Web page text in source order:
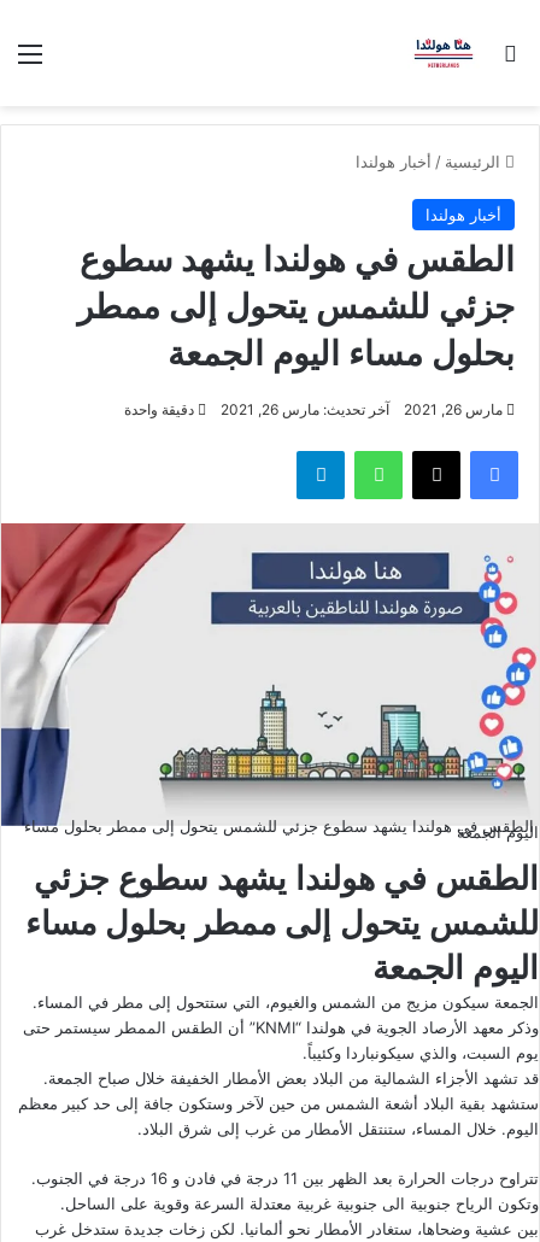
بحث عن
الرئيسية / أخبار هولندا
أخبار هولندا
الطقس في هولندا يشهد سطوع
جزئي للشمس يتحول إلى ممطر
بحلول مساء اليوم الجمعة
مارس 26, 2021 آخر تحديث: مارس 26, 2021 دقيقة واحدة
فيسبوك ‫X واتساب تيلقرام
الطقس في هولندا يشهد سطوع جزئي للشمس يتحول إلى ممطر بحلول مساء
اليوم الجمعة
الطقس في هولندا يشهد سطوع جزئي
للشمس يتحول إلى ممطر بحلول مساء
اليوم الجمعة
الجمعة سيكون مزيج من الشمس والغيوم، التي ستتحول إلى مطر في المساء.
وذكر معهد الأرصاد الجوية في هولندا “KNMI” أن الطقس الممطر سيستمر حتى
يوم السبت، والذي سيكونباردا وكئيباً.
قد تشهد الأجزاء الشمالية من البلاد بعض الأمطار الخفيفة خلال صباح الجمعة.
ستشهد بقية البلاد أشعة الشمس من حين لآخر وستكون جافة إلى حد كبير معظم
اليوم. خلال المساء، ستنتقل الأمطار من غرب إلى شرق البلاد.
تتراوح درجات الحرارة بعد الظهر بين 11 درجة في فادن و 16 درجة في الجنوب.
وتكون الرياح جنوبية الى جنوبية غربية معتدلة السرعة وقوية على الساحل.
بين عشية وضحاها، ستغادر الأمطار نحو ألمانيا. لكن زخات جديدة ستدخل غرب